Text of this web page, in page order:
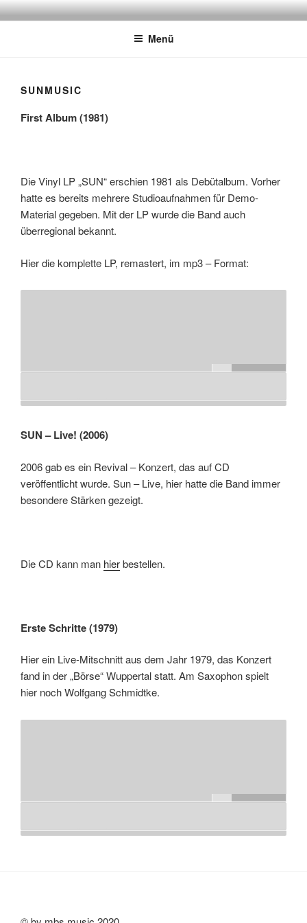
Zum
InhaltSUN
JazzRockFunkLatin
Menü
SUNMUSIC
First Album (1981)
Die Vinyl LP „SUN“ erschien 1981 als Debütalbum. Vorher
hatte es bereits mehrere Studioaufnahmen für Demo-
Material gegeben. Mit der LP wurde die Band auch
überregional bekannt.
Hier die komplette LP, remastert, im mp3 – Format:
SUN – Live! (2006)
2006 gab es ein Revival – Konzert, das auf CD
veröffentlicht wurde. Sun – Live, hier hatte die Band immer
besondere Stärken gezeigt.
Die CD kann man hierbestellen.
Erste Schritte (1979)
Hier ein Live-Mitschnitt aus dem Jahr 1979, das Konzert
fand in der „Börse“ Wuppertal statt. Am Saxophon spielt
hier noch Wolfgang Schmidtke.